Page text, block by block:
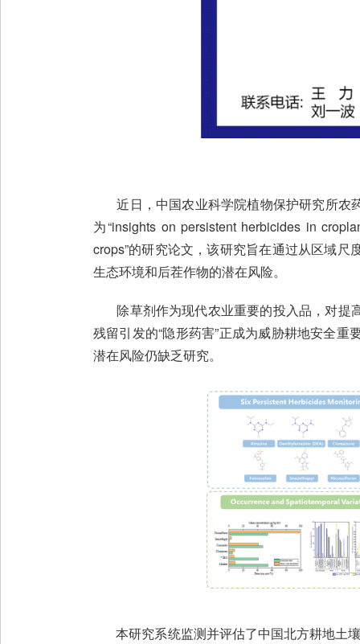
近日，中国农业科学院植物保护研究所农
为“insights on persistent herbicides in
crops”的研究论文，该研究旨在通过从区域
生态环境和后茬作物的潜在风险。
除草剂作为现代农业重要的投入品，对提
残留引发的“隐形药害”正成为威胁耕地安全
潜在风险仍缺乏研究。
本研究系统监测并评估了中国北方耕地土